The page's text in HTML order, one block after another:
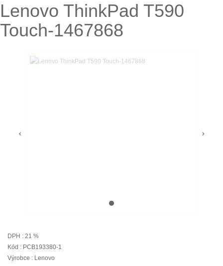
Lenovo ThinkPad T590
Touch-1467868
DPH : 21 %
Kód : PCB193380-1
Výrobce : Lenovo